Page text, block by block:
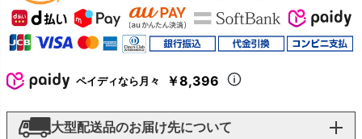
ペイディなら月々 ￥8,396
大型配送品のお届け先について